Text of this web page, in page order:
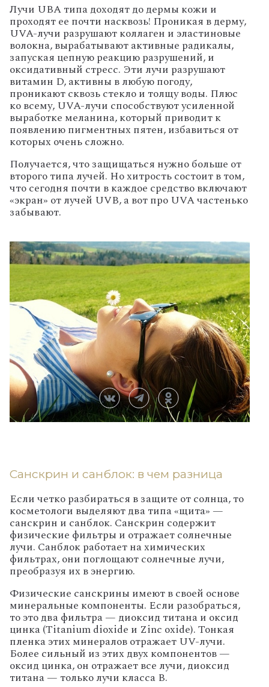
Лучи UBA типа доходят до дермы кожи и
проходят ее почти насквозь! Проникая в дерму,
UVA-лучи разрушают коллаген и эластиновые
волокна, вырабатывают активные радикалы,
запуская цепную реакцию разрушений, и
оксидативный стресс. Эти лучи разрушают
витамин D, активны в любую погоду,
проникают сквозь стекло и толщу воды. Плюс
ко всему, UVA-лучи способствуют усиленной
выработке меланина, который приводит к
появлению пигментных пятен, избавиться от
которых очень сложно.
Получается, что защищаться нужно больше от
второго типа лучей. Но хитрость состоит в том,
что сегодня почти в каждое средство включают
«экран» от лучей UVB, а вот про UVA частенько
забывают.
Санскрин и санблок: в чем разница
Если четко разбираться в защите от солнца, то
косметологи выделяют два типа «щита» —
санскрин и санблок. Санскрин содержит
физические фильтры и отражает солнечные
лучи. Санблок работает на химических
фильтрах, они поглощают солнечные лучи,
преобразуя их в энергию.
Физические санскрины имеют в своей основе
минеральные компоненты. Если разобраться,
то это два фильтра — диоксид титана и оксид
цинка (Titanium dioxide и Zinc oxide). Тонкая
пленка этих минералов отражает UV-лучи.
Более сильный из этих двух компонентов —
оксид цинка, он отражает все лучи, диоксид
титана — только лучи класса В.